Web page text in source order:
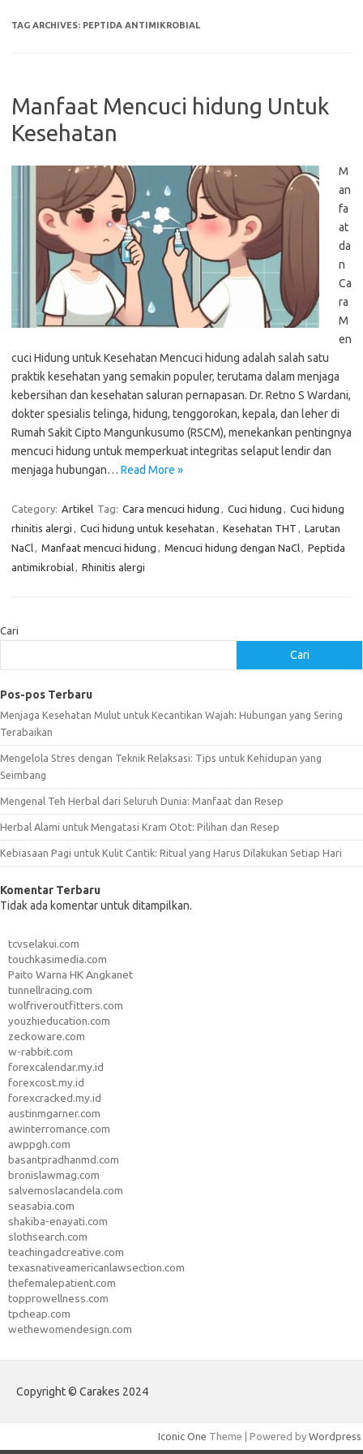
TAG ARCHIVES: PEPTIDA ANTIMIKROBIAL
Manfaat Mencuci hidung Untuk
Kesehatan
M
an
fa
at
da
n
Ca
ra
M
en
cuci Hidung untuk Kesehatan Mencuci hidung adalah salah satu
praktik kesehatan yang semakin populer, terutama dalam menjaga
kebersihan dan kesehatan saluran pernapasan. Dr. Retno S Wardani,
dokter spesialis telinga, hidung, tenggorokan, kepala, dan leher di
Rumah Sakit Cipto Mangunkusumo (RSCM), menekankan pentingnya
mencuci hidung untuk memperkuat integritas selaput lendir dan
menjaga hubungan… Read More »
Category: Artikel Tag: Cara mencuci hidung , Cuci hidung , Cuci hidung
rhinitis alergi , Cuci hidung untuk kesehatan , Kesehatan THT , Larutan
NaCl, Manfaat mencuci hidung , Mencuci hidung dengan NaCl, Peptida
antimikrobial, Rhinitis alergi
Cari
Cari
Pos-pos Terbaru
Menjaga Kesehatan Mulut untuk Kecantikan Wajah: Hubungan yang Sering
Terabaikan
Mengelola Stres dengan Teknik Relaksasi: Tips untuk Kehidupan yang
Seimbang
Mengenal Teh Herbal dari Seluruh Dunia: Manfaat dan Resep
Herbal Alami untuk Mengatasi Kram Otot: Pilihan dan Resep
Kebiasaan Pagi untuk Kulit Cantik: Ritual yang Harus Dilakukan Setiap Hari
Komentar Terbaru
Tidak ada komentar untuk ditampilkan.
tcvselakui.com
touchkasimedia.com
Paito Warna HK Angkanet
tunnellracing.com
wolfriveroutfitters.com
youzhieducation.com
zeckoware.com
w-rabbit.com
forexcalendar.my.id
forexcost.my.id
forexcracked.my.id
austinmgarner.com
awinterromance.com
awppgh.com
basantpradhanmd.com
bronislawmag.com
salvemoslacandela.com
seasabia.com
shakiba-enayati.com
slothsearch.com
teachingadcreative.com
texasnativeamericanlawsection.com
thefemalepatient.com
topprowellness.com
tpcheap.com
wethewomendesign.com
Copyright © Carakes 2024
Iconic One Theme | Powered by Wordpress